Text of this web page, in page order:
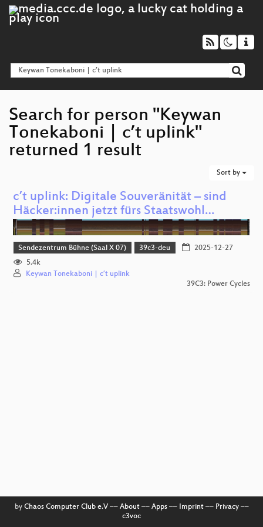
Search for person "Keywan
Tonekaboni | c’t uplink"
returned 1 result
Sort by
c’t uplink: Digitale Souveränität – sind
Häcker:innen jetzt fürs Staatswohl…
Sendezentrum Bühne (Saal X 07) 39c3-deu
2025-12-27
5.4k
Keywan Tonekaboni | c’t uplink
39C3: Power Cycles
by Chaos Computer Club e.V–– About–– Apps–– Imprint–– Privacy––
c3voc